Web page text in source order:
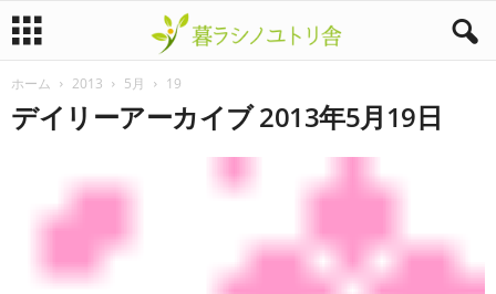
暮ホーム 2013 5月 19
デイリーアーカイブ 2013年5月19日